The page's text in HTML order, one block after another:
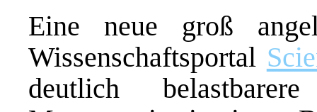
Eine neue groß
Wissenschaftsportal
deutlich